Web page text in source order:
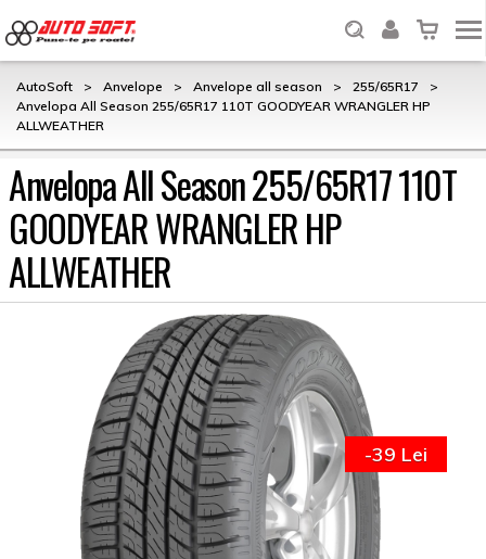
AutoSoft > Anvelope > Anvelope all season > 255/65R17
>
Anvelopa All Season 255/65R17 110T GOODYEAR WRANGLER HP
ALLWEATHER
Anvelopa All Season 255/65R17 110T
GOODYEAR WRANGLER HP
ALLWEATHER
-39 Lei